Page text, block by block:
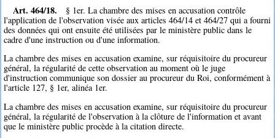
Art. 464/18.
§ 1er. La chambre des mises en accusation contrôle
l'application de l'observation visée aux articles 464/14 et 464/27 qui a fourni
des données qui ont ensuite été utilisées par le ministère public dans le
cadre d'une instruction ou d'une information.
La chambre des mises en accusation examine, sur réquisitoire du procureur
général, la régularité de cette observation au moment où le juge
d'instruction communique son dossier au procureur du Roi, conformément à
l'article 127, § 1er, alinéa 1er.
La chambre des mises en accusation examine, sur réquisitoire du procureur
général, la régularité de l'observation à la clôture de l'information et avant
que le ministère public procède à la citation directe.